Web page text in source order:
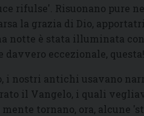
rifulse'. Risuonano pure
la grazia di Dio,
notte è stata illuminata
davvero eccezionale, questa!
i nostri antichi usavano
il Vangelo, i quali
tornano, ora, alcune